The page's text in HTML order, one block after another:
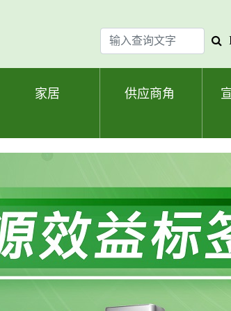
输
入
查
查
字
家居 供应商角